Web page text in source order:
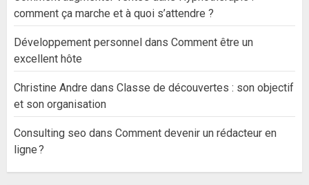
comment ça marche et à quoi s’attendre ?
Développement personnel dans Comment être un
excellent hôte
Christine Andre dans Classe de découvertes : son objectif
et son organisation
Consulting seo dans Comment devenir un rédacteur en
ligne ?